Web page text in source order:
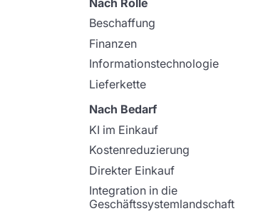
Beschaffung
Finanzen
Informationstechnologie
Lieferkette
Nach Bedarf
KI im Einkauf
Kostenreduzierung
Direkter Einkauf
Integration in die
Geschäftssystemlandschaft